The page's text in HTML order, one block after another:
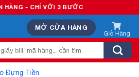
CHỈ VỚI 3 BƯỚC
MỞ CỬA HÀNG
Đựng Tiền